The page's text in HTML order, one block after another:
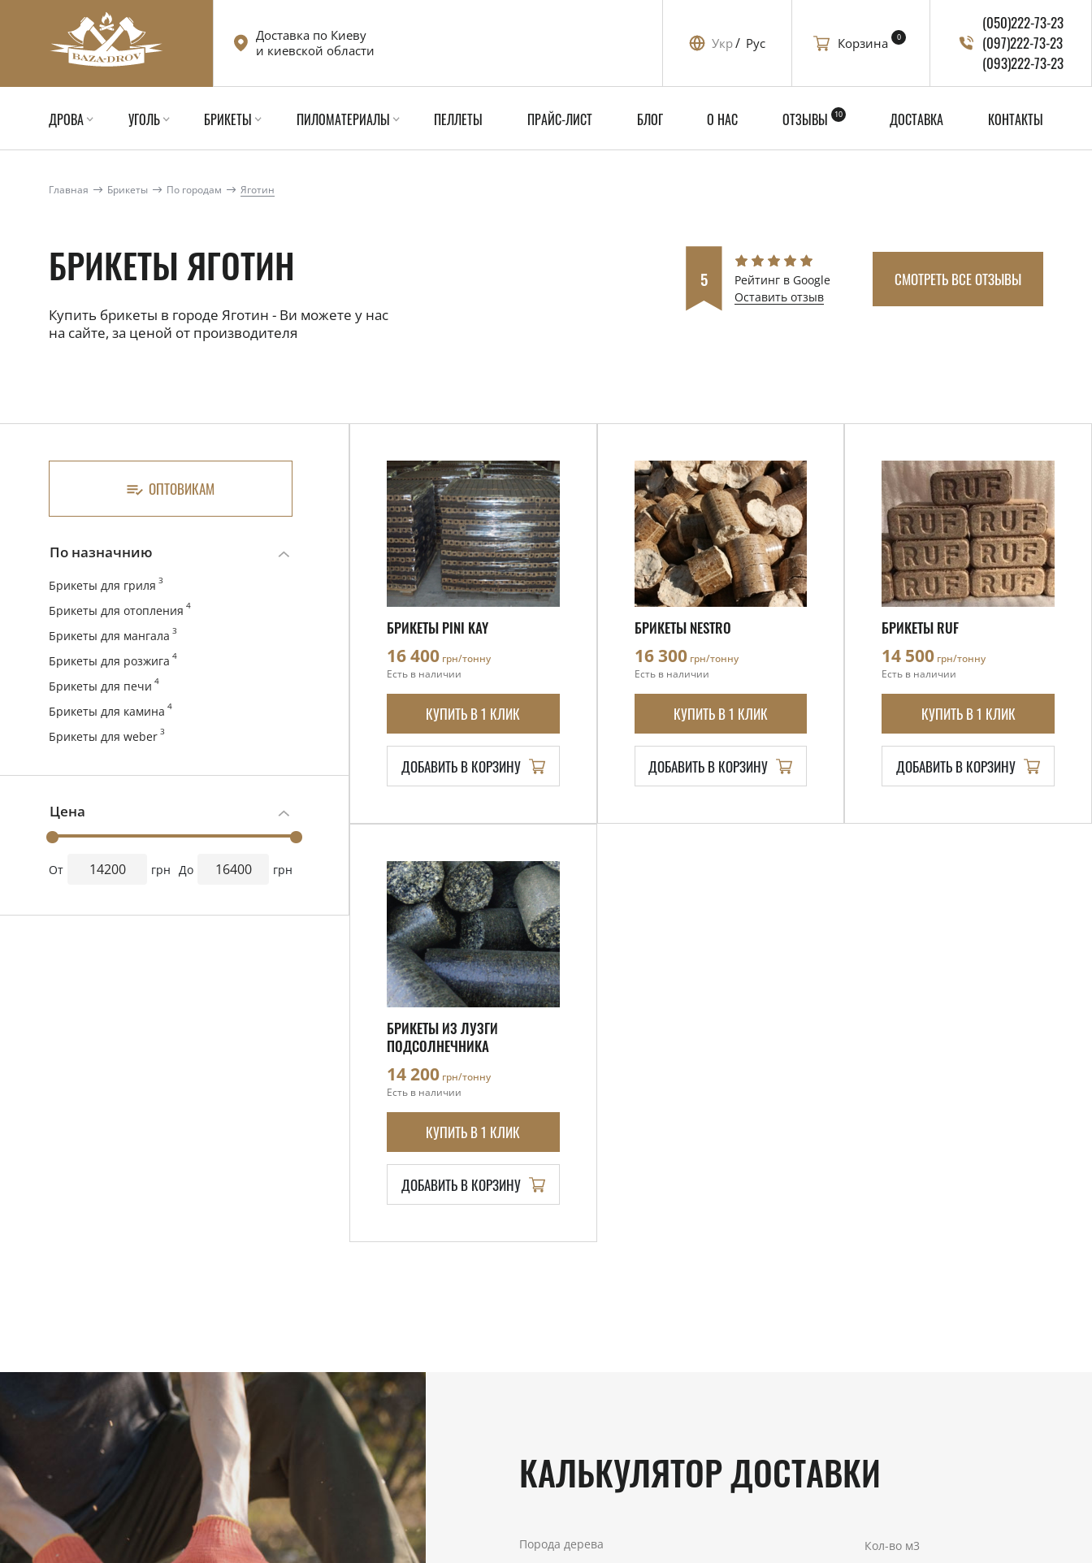
Доставка по Киеву
и киевской области
Укр Рус Корзина 0
(050)222-73-23
(097)222-73-23
(093)222-73-23
ДРОВА УГОЛЬ БРИКЕТЫ ПИЛОМАТЕРИАЛЫ ПЕЛЛЕТЫ ПРАЙС-ЛИСТ БЛОГ О НАС ОТЗЫВЫ 10 ДОСТАВКА КОНТАКТЫ
Главная Брикеты По городам Яготин
БРИКЕТЫ ЯГОТИН
Купить брикеты в городе Яготин - Ви можете у нас
на сайте, за ценой от производителя
5
Рейтинг в Google
Оставить отзыв
СМОТРЕТЬ ВСЕ ОТЗЫВЫ
ОПТОВИКАМ
По назначнию
Брикеты для гриля 3
Брикеты для отопления 4
Брикеты для мангала 3
Брикеты для розжига 4
Брикеты для печи 4
Брикеты для камина 4
Брикеты для weber 3
Цена
От грн До грн
БРИКЕТЫ PINI KAY
16 400 грн/тонну
Есть в наличии
КУПИТЬ В 1 КЛИК
ДОБАВИТЬ В КОРЗИНУ
БРИКЕТЫ NESTRO
16 300 грн/тонну
Есть в наличии
КУПИТЬ В 1 КЛИК
ДОБАВИТЬ В КОРЗИНУ
БРИКЕТЫ RUF
14 500 грн/тонну
Есть в наличии
КУПИТЬ В 1 КЛИК
ДОБАВИТЬ В КОРЗИНУ
БРИКЕТЫ ИЗ ЛУЗГИ
ПОДСОЛНЕЧНИКА
14 200 грн/тонну
Есть в наличии
КУПИТЬ В 1 КЛИК
ДОБАВИТЬ В КОРЗИНУ
КАЛЬКУЛЯТОР ДОСТАВКИ
Порода дерева
Кол-во м3